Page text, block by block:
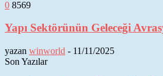
0 8569
Yapı Sektörünün Geleceği
yazan winworld - 11/11/2025
Son Yazılar